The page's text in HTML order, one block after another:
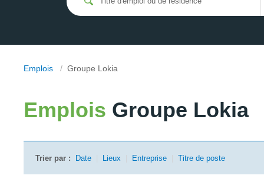
Emplois / Groupe Lokia
Emplois Groupe Lokia
Trier par : Date Lieux Entreprise Titre de poste